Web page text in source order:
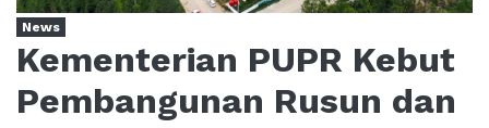
News
Kementerian PUPR Kebut
Pembangunan Rusun dan